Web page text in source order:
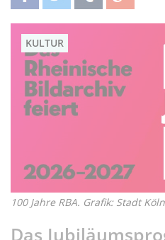
teilentwittern teilen teilen
KULTUR
100 Jahre RBA. Grafik: Stadt Köln
Das